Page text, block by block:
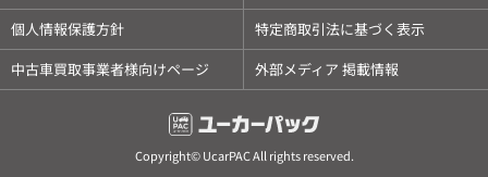
個人情報保護方針
特定商取引法に基づく表示
中古車買取事業者様向けページ
外部メディア 掲載情報
Copyright© UcarPAC All rights reserved.